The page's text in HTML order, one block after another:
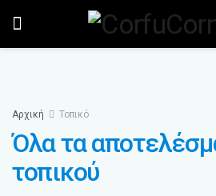
Αρχική Τοπικό
Όλα τα
τοπικού